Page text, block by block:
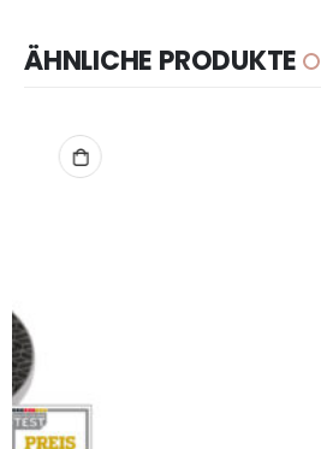
ÄHNLICHE PRODUKTE
IN DEN WARENKORB